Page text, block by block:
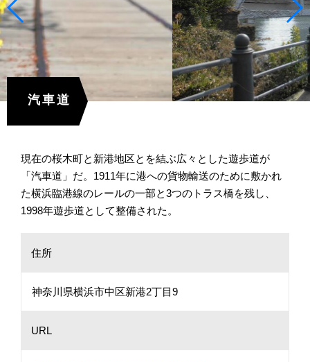
汽車道
現在の桜木町と新港地区とを結ぶ広々とした遊歩道が
「汽車道」だ。1911年に港への貨物輸送のために敷かれ
た横浜臨港線のレールの一部と3つのトラス橋を残し、
1998年遊歩道として整備された。
住所
神奈川県横浜市中区新港2丁目9
URL